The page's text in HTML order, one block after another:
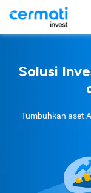
Solusi
Tumbuhkan aset